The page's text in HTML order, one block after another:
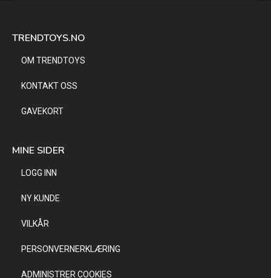
TRENDTOYS.NO
OM TRENDTOYS
KONTAKT OSS
GAVEKORT
MINE SIDER
LOGG INN
NY KUNDE
VILKÅR
PERSONVERNERKLÆRING
ADMINISTRER COOKIES